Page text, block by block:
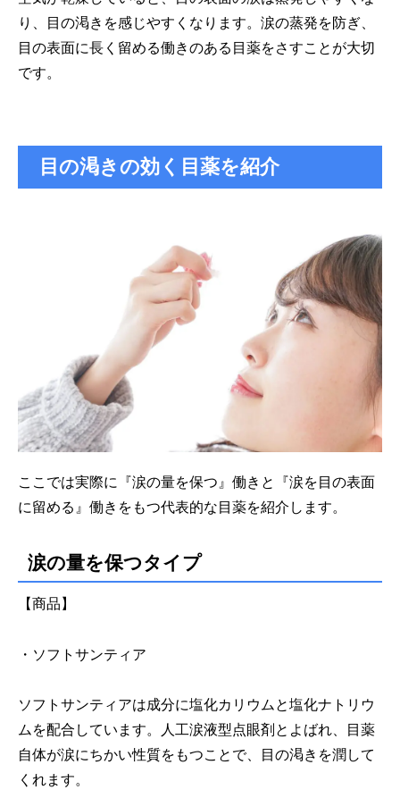
り、目の渇きを感じやすくなります。涙の蒸発を防ぎ、
目の表面に長く留める働きのある目薬をさすことが大切
です。
目の渇きの効く目薬を紹介
ここでは実際に『涙の量を保つ』働きと『涙を目の表面
に留める』働きをもつ代表的な目薬を紹介します。
涙の量を保つタイプ
【商品】
・ソフトサンティア
ソフトサンティアは成分に塩化カリウムと塩化ナトリウ
ムを配合しています。人工涙液型点眼剤とよばれ、目薬
自体が涙にちかい性質をもつことで、目の渇きを潤して
くれます。